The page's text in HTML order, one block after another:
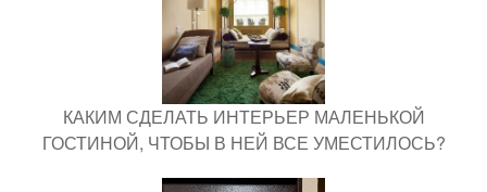
КАКИМ СДЕЛАТЬ ИНТЕРЬЕР МАЛЕНЬКОЙ
ГОСТИНОЙ, ЧТОБЫ В НЕЙ ВСЕ УМЕСТИЛОСЬ?